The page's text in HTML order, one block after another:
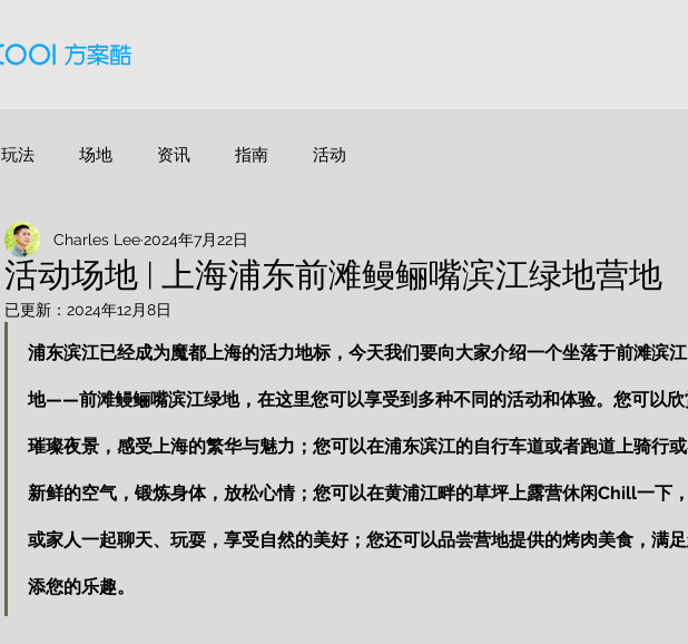
玩法 场地 资讯 指南 活动
活动场地 | 上海浦东前滩鳗鲡嘴滨江绿地营地
Charles Lee2024年7月22日
已更新： 2024年12月8日
浦东滨江已经成为魔都上海的活力地标，今天我们要向大家介绍一个坐落于前滩滨
地——前滩鳗鲡嘴滨江绿地，在这里您可以享受到多种不同的活动和体验。您可以
璀璨夜景，感受上海的繁华与魅力；您可以在浦东滨江的自行车道或者跑道上骑行
新鲜的空气，锻炼身体，放松心情；您可以在黄浦江畔的草坪上露营休闲Chill一下
或家人一起聊天、玩耍，享受自然的美好；您还可以品尝营地提供的烤肉美食，满
添您的乐趣。